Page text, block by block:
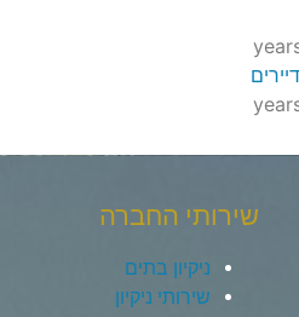
שירותי החברה
ניקיון בתים
שירותי ניקיון